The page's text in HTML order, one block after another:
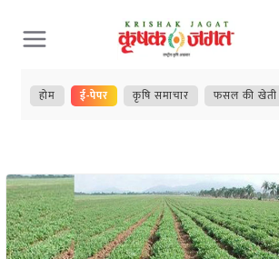
Skip
to
content
होम ई-पेपर कृषि समाचार फसल की खेती